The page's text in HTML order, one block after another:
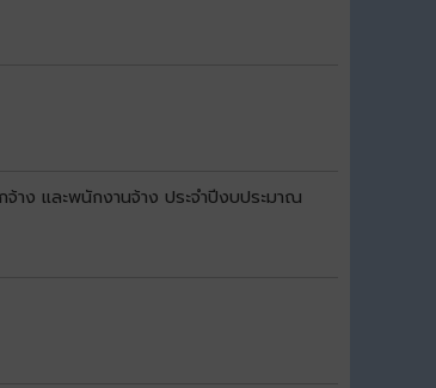
าง และพนักงานจ้าง ประจำปีงบประมาณ